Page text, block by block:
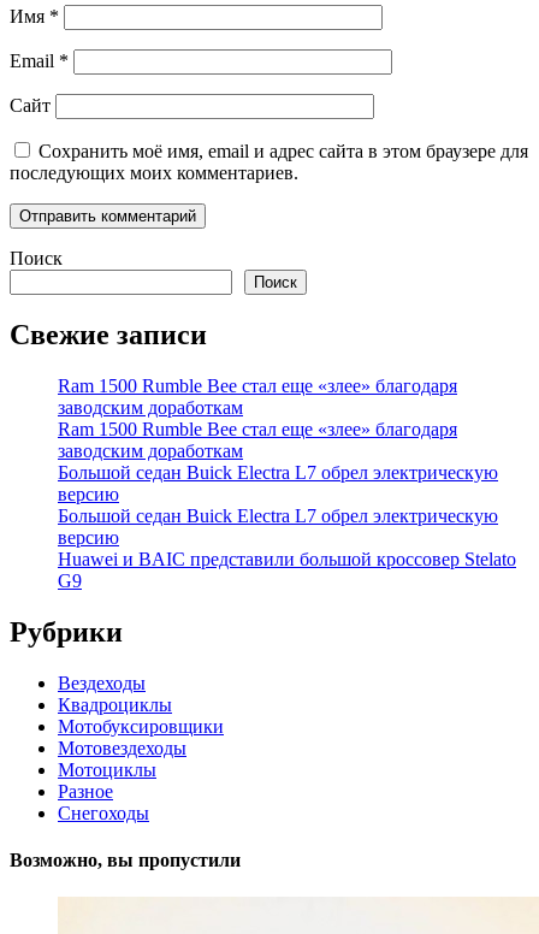
Имя *
Email *
Сайт
Сохранить моё имя, email и адрес сайта в этом браузере для
последующих моих комментариев.
Поиск
Поиск
Свежие записи
Ram 1500 Rumble Bee стал еще «злее» благодаря
заводским доработкам
Ram 1500 Rumble Bee стал еще «злее» благодаря
заводским доработкам
Большой седан Buick Electra L7 обрел электрическую
версию
Большой седан Buick Electra L7 обрел электрическую
версию
Huawei и BAIC представили большой кроссовер Stelato
G9
Рубрики
Вездеходы
Квадроциклы
Мотобуксировщики
Мотовездеходы
Мотоциклы
Разное
Снегоходы
Возможно, вы пропустили